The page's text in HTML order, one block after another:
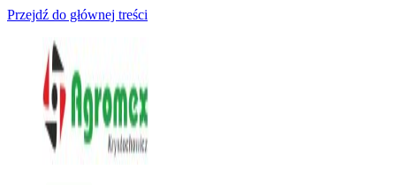
Przejdź do głównej treści